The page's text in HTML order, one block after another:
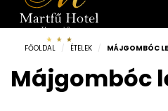
FŐOLDAL / ÉTELEK / MÁJGOMBÓC
Májgombóc